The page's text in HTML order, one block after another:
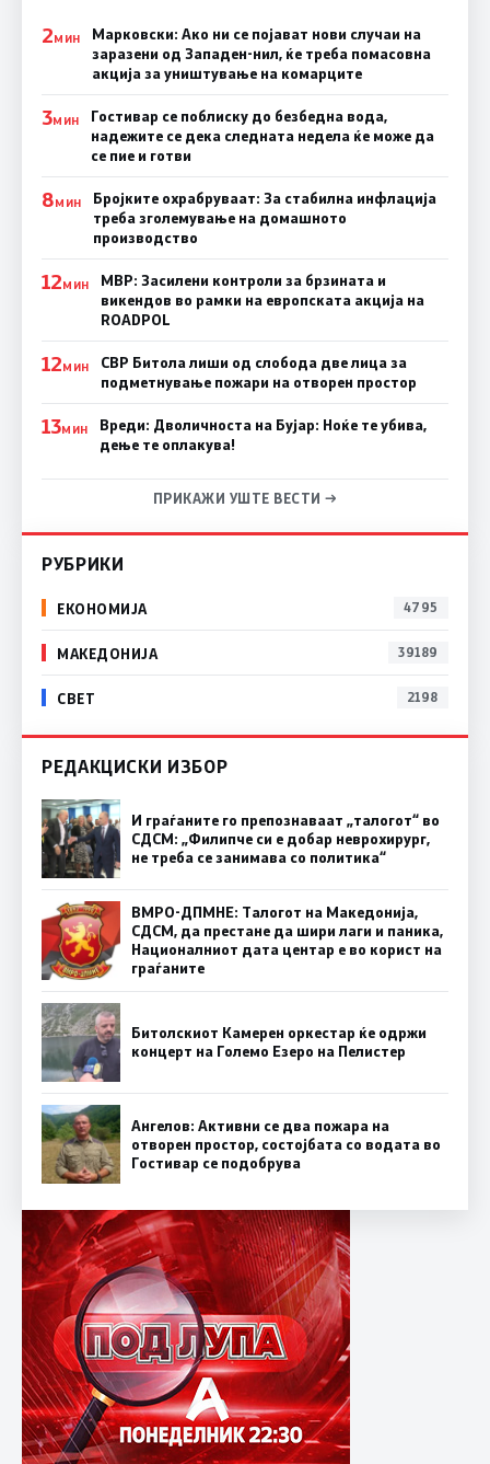
2МИН
Марковски: Ако ни се појават нови случаи на
заразени од Западен-нил, ќе треба помасовна
акција за уништување на комарците
3МИН
Гостивар се поблиску до безбедна вода,
надежите се дека следната недела ќе може да
се пие и готви
8МИН
Бројките охрабруваат: За стабилна инфлација
треба зголемување на домашното
производство
12МИН
МВР: Засилени контроли за брзината и
викендов во рамки на европската акција на
ROADPOL
12МИН
СВР Битола лиши од слобода две лица за
подметнување пожари на отворен простор
13МИН
Вреди: Дволичноста на Бујар: Ноќе те убива,
дење те оплакува!
ПРИКАЖИ УШТЕ ВЕСТИ →
РУБРИКИ
ЕКОНОМИЈА 4795
МАКЕДОНИЈА 39189
СВЕТ 2198
РЕДАКЦИСКИ ИЗБОР
И граѓаните го препознаваат „талогот“ во
СДСМ: „Филипче си е добар неврохирург,
не треба се занимава со политика“
ВМРО-ДПМНЕ: Талогот на Македонија,
СДСМ, да престане да шири лаги и паника,
Националниот дата центар е во корист на
граѓаните
Битолскиот Камерен оркестар ќе одржи
концерт на Големо Езеро на Пелистер
Ангелов: Активни се два пожара на
отворен простор, состојбата со водата во
Гостивар се подобрува